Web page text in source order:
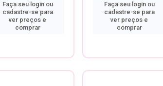
Faça seu login ou
cadastre-se para
ver preços e
comprar
Faça seu login ou
cadastre-se para
ver preços e
comprar